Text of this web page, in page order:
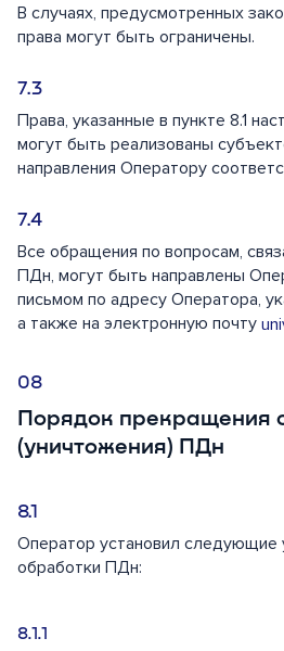
В случаях, предусмотренных
права могут быть ограничены.
Права, указанные в пункте 8.1
могут быть реализованы
направления Оператору
Все обращения по вопросам,
ПДн, могут быть направлены
письмом по адресу Оператора,
а также на электронную почту
Порядок прекращения
(уничтожения) ПДн
Оператор установил следующие
обработки ПДн: